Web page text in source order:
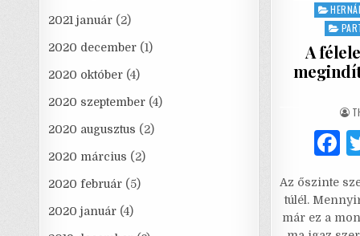
A
c
e
Az őszinte
túlél.
már ez a
2021 január (2)
2020 december (1)
2020 október (4)
2020 szeptember (4)
2020 augusztus (2)
2020 március (2)
2020 február (5)
2020 január (4)